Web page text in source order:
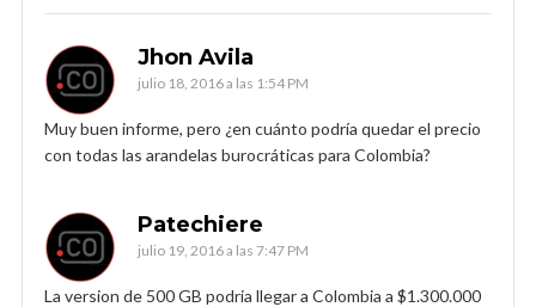
Jhon Avila
julio 18, 2016 a las 1:54 PM
Muy buen informe, pero ¿en cuánto podría quedar el precio
con todas las arandelas burocráticas para Colombia?
Patechiere
julio 19, 2016 a las 7:47 PM
La version de 500 GB podria llegar a Colombia a $1.300.000